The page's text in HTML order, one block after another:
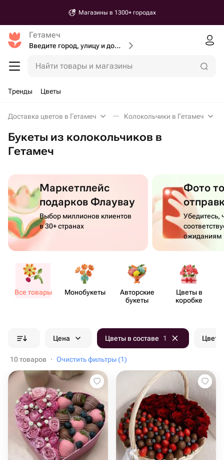
Магазины в 1300+ городах
Гетамеч
Введите город, улицу и дом доставки
Найти товары и магазины
Тренды Цветы
Доставка цветов в Гетамеч Колокольчики в Гетамеч
Букеты из колокольчиков в
Гетамеч
Маркетплейс
подарков Флаувау
Выбор миллионов клиентов
в 30+ странах
Фото
Убедитесь,
ожиданиям
Все товары Моно​букеты
Авторские
букеты
Цветы в
коробке
Цена Цветы в составе 1 Цвет
10 товаров · Очистить фильтры (1)